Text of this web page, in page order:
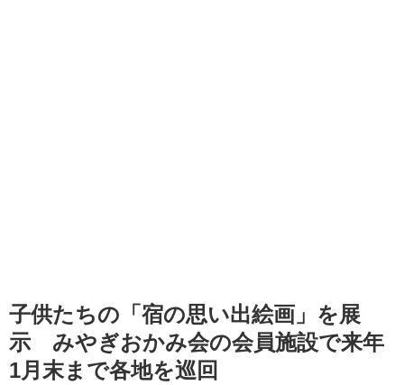
子供たちの「宿の思い出絵画」を展
示 みやぎおかみ会の会員施設で来年
1月末まで各地を巡回